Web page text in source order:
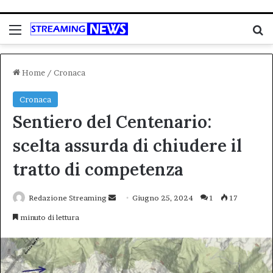
Menu
Home / Cronaca
Cronaca
Sentiero del Centenario:
scelta assurda di chiudere il
tratto di competenza
Redazione Streaming
InviaGiugno 25, 2024 1 17
minuto di lettura